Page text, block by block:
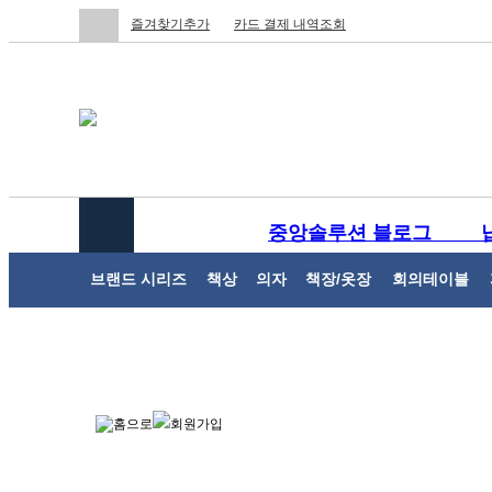
즐겨찾기추가 카드 결제 내역조회
중앙솔루션 블로그
브랜드 시리즈 책상 의자 책장/옷장 회의테이블
회원가입